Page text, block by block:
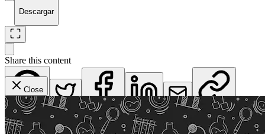
Descargar
Share this content
WhatsApp Twitter Facebook LinkedIn Email Copy Link
Close